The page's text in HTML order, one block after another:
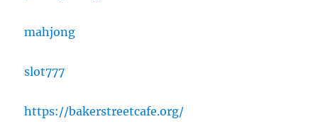
mahjong
slot777
https://bakerstreetcafe.org/